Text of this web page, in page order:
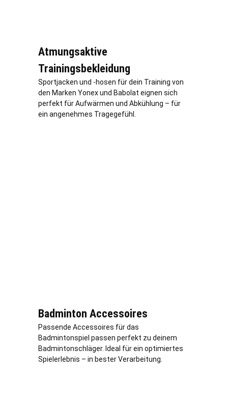
Atmungsaktive
Trainingsbekleidung
Sportjacken und -hosen für dein Training von
den Marken Yonex und Babolat eignen sich
perfekt für Aufwärmen und Abkühlung – für
ein angenehmes Tragegefühl.
Badminton Accessoires
Passende Accessoires für das
Badmintonspiel passen perfekt zu deinem
Badmintonschläger. Ideal für ein optimiertes
Spielerlebnis – in bester Verarbeitung.